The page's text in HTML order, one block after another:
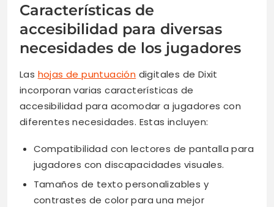
Características de
accesibilidad para diversas
necesidades de los jugadores
Las hojas de puntuación digitales de Dixit
incorporan varias características de
accesibilidad para acomodar a jugadores con
diferentes necesidades. Estas incluyen:
Compatibilidad con lectores de pantalla para
jugadores con discapacidades visuales.
Tamaños de texto personalizables y
contrastes de color para una mejor